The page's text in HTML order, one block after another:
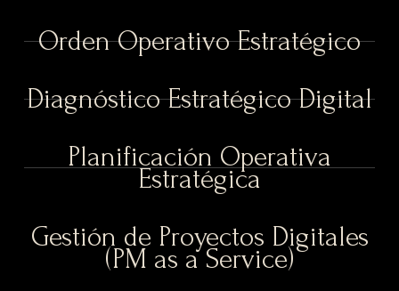
Orden Operativo Estratégico
Diagnóstico Estratégico Digital
Planificación Operativa
Estratégica
Gestión de Proyectos Digitales
(PM as a Service)